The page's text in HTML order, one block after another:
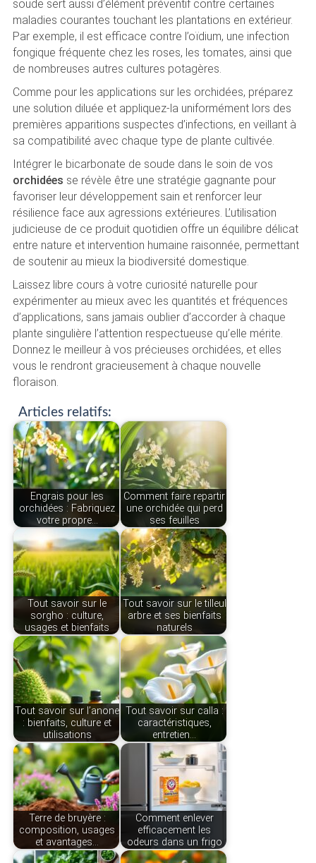
soude sert aussi d’élément préventif contre certaines
maladies courantes touchant les plantations en extérieur.
Par exemple, il est efficace contre l’oïdium, une infection
fongique fréquente chez les roses, les tomates, ainsi que
de nombreuses autres cultures potagères.
Comme pour les applications sur les orchidées, préparez
une solution diluée et appliquez-la uniformément lors des
premières apparitions suspectes d’infections, en veillant à
sa compatibilité avec chaque type de plante cultivée.
Intégrer le bicarbonate de soude dans le soin de vos
orchidées se révèle être une stratégie gagnante pour
favoriser leur développement sain et renforcer leur
résilience face aux agressions extérieures. L’utilisation
judicieuse de ce produit quotidien offre un équilibre délicat
entre nature et intervention humaine raisonnée, permettant
de soutenir au mieux la biodiversité domestique.
Laissez libre cours à votre curiosité naturelle pour
expérimenter au mieux avec les quantités et fréquences
d’applications, sans jamais oublier d’accorder à chaque
plante singulière l’attention respectueuse qu’elle mérite.
Donnez le meilleur à vos précieuses orchidées, et elles
vous le rendront gracieusement à chaque nouvelle
floraison.
Articles relatifs:
Engrais pour les
orchidées : Fabriquez
votre propre…
Comment faire repartir
une orchidée qui perd
ses feuilles
Tout savoir sur le
sorgho : culture,
usages et bienfaits
Tout savoir sur le tilleul
arbre et ses bienfaits
naturels
Tout savoir sur l’anone
: bienfaits, culture et
utilisations
Tout savoir sur calla :
caractéristiques,
entretien…
Terre de bruyère :
composition, usages
et avantages…
Comment enlever
efficacement les
odeurs dans un frigo